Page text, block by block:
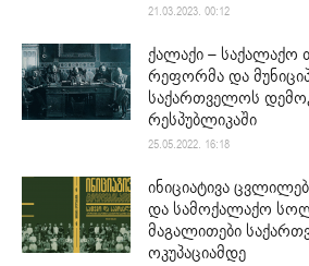
21.03.2023. 00:12
ქალაქი –
რეფორმა და
საქართველოს
რესპუბლიკაში
25.05.2022. 16:18
ინიციატივა
და სამოქალაქო
მაგალითები
ოკუპაციამდე